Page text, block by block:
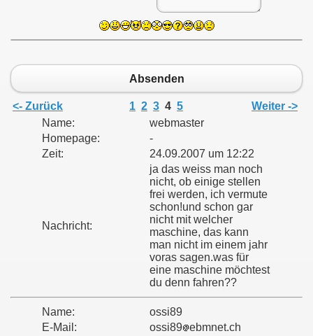
Absenden
<- Zurück 1 2 3 4 5
Weiter ->
Name:
webmaster
Homepage:
-
Zeit:
24.09.2007 um 12:22
Nachricht:
ja das weiss man noch
nicht, ob einige stellen
frei werden, ich vermute
schon!und schon gar
nicht mit welcher
maschine, das kann
man nicht im einem jahr
voras sagen.was für
eine maschine möchtest
du denn fahren??
Name:
ossi89
E-Mail:
ossi89 ebmnet.ch